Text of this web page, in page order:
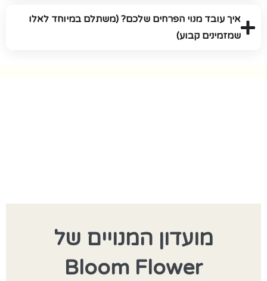
איך עובד מנוי הפרחים שלכם? (משתלם במיוחד לאלו
שמזמינים קבוע)
מועדון המנויים של
Bloom Flower